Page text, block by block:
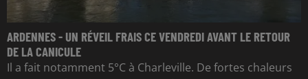
ARDENNES - UN RÉVEIL FRAIS CE VENDREDI AVANT LE RETOUR
DE LA CANICULE
Il a fait notamment 5°C à Charleville. De fortes chaleurs